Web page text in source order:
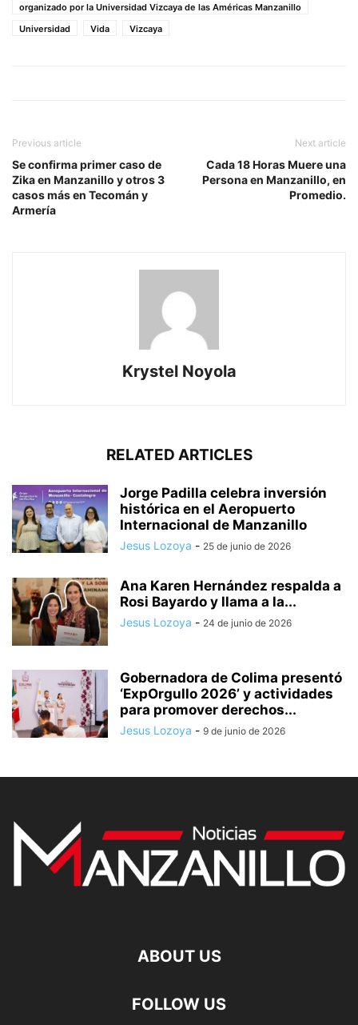
organizado por la Universidad Vizcaya de las Américas Manzanillo
Universidad
Vida Vizcaya
Previous article
Se confirma primer caso de
Zika en Manzanillo y otros 3
casos más en Tecomán y
Armería
Next article
Cada 18 Horas Muere una
Persona en Manzanillo, en
Promedio.
Krystel Noyola
RELATED ARTICLES
Jorge Padilla celebra inversión
histórica en el Aeropuerto
Internacional de Manzanillo
Jesus Lozoya - 25 de junio de 2026
Ana Karen Hernández respalda a
Rosi Bayardo y llama a la...
Jesus Lozoya - 24 de junio de 2026
Gobernadora de Colima presentó
‘ExpOrgullo 2026’ y actividades
para promover derechos...
Jesus Lozoya - 9 de junio de 2026
ABOUT US
FOLLOW US